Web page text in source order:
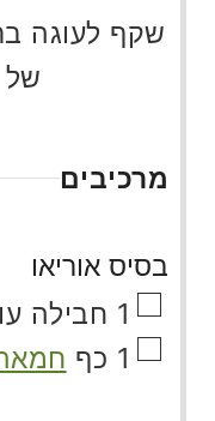
של 24-25 ס"מ
מרכיבים
בסיס אוריאו
▢
1 חבילה
▢
1 כף